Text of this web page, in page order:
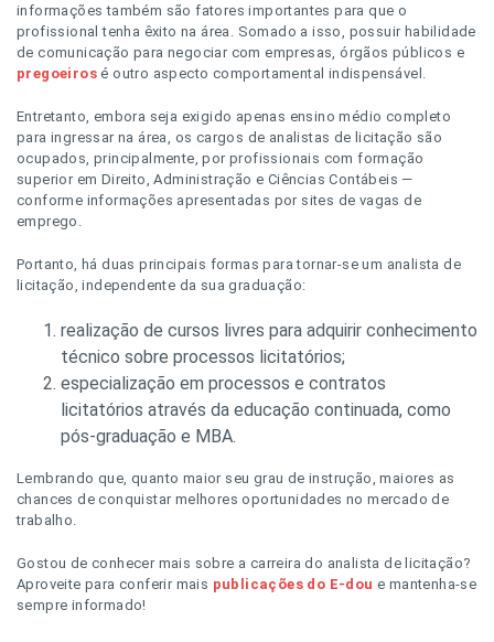
informações também são fatores importantes para que o
profissional tenha êxito na área. Somado a isso, possuir habilidade
de comunicação para negociar com empresas, órgãos públicos e
pregoeiros é outro aspecto comportamental indispensável.
Entretanto, embora seja exigido apenas ensino médio completo
para ingressar na área, os cargos de analistas de licitação são
ocupados, principalmente, por profissionais com formação
superior em Direito, Administração e Ciências Contábeis —
conforme informações apresentadas por sites de vagas de
emprego.
Portanto, há duas principais formas para tornar-se um analista de
licitação, independente da sua graduação:
realização de cursos livres para adquirir conhecimento
técnico sobre processos licitatórios;
especialização em processos e contratos
licitatórios através da educação continuada, como
pós-graduação e MBA.
Lembrando que, quanto maior seu grau de instrução, maiores as
chances de conquistar melhores oportunidades no mercado de
trabalho.
Gostou de conhecer mais sobre a carreira do analista de licitação?
Aproveite para conferir mais publicações do E-dou e mantenha-se
sempre informado!